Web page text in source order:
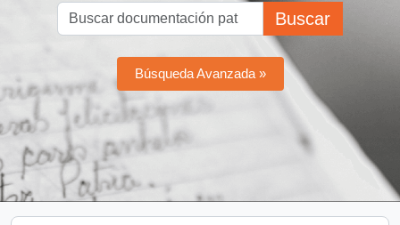
Buscar
Búsqueda Avanzada »